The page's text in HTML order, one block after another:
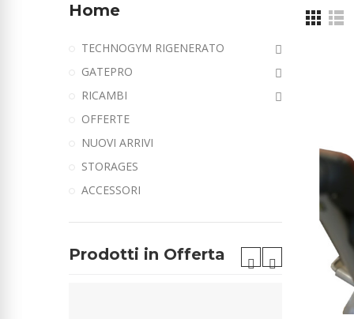
Home
TECHNOGYM RIGENERATO
GATEPRO
RICAMBI
OFFERTE
NUOVI ARRIVI
STORAGES
ACCESSORI
Prodotti in Offerta